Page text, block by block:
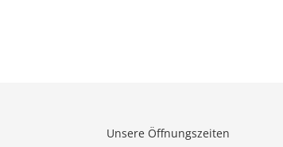
Unsere Öffnungszeiten